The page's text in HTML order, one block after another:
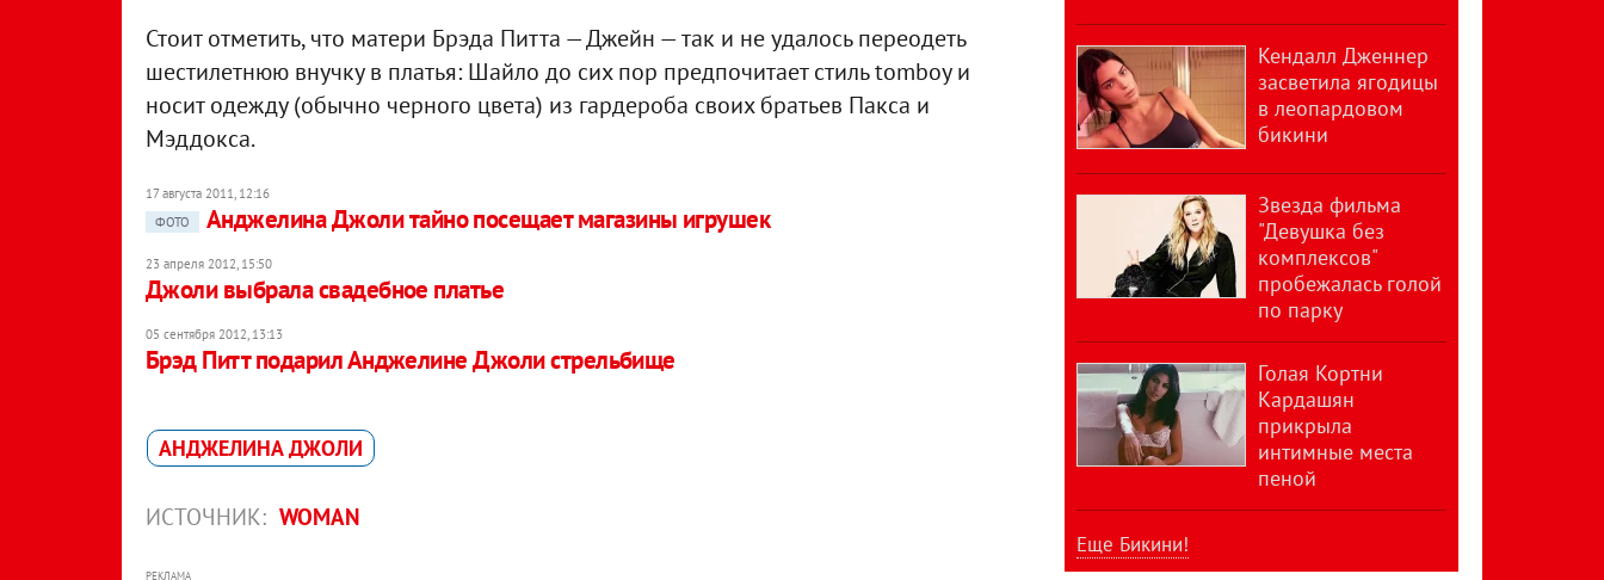
Стоит отметить, что матери Брэда Питта — Джейн — так и не удалось переодеть
шестилетнюю внучку в платья: Шайло до сих пор предпочитает стиль tomboy и
носит одежду (обычно черного цвета) из гардероба своих братьев Пакса и
Мэддокса.
17 августа 2011, 12:16
ФОТО
Анджелина Джоли тайно посещает магазины игрушек
23 апреля 2012, 15:50
Джоли выбрала свадебное платье
05 сентября 2012, 13:13
Брэд Питт подарил Анджелине Джоли стрельбище
АНДЖЕЛИНА ДЖОЛИ
ИСТОЧНИК: WOMAN
РЕКЛАМА
Кендалл Дженнер
засветила ягодицы
в леопардовом
бикини
Звезда фильма
"Девушка без
комплексов"
пробежалась голой
по парку
Голая Кортни
Кардашян
прикрыла
интимные места
пеной
Еще Бикини!